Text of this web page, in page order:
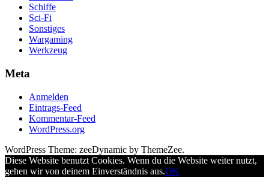
Schiffe
Sci-Fi
Sonstiges
Wargaming
Werkzeug
Meta
Anmelden
Eintrags-Feed
Kommentar-Feed
WordPress.org
WordPress Theme: zeeDynamic by ThemeZee.
Diese Website benutzt Cookies. Wenn du die Website weiter nutzt,
gehen wir von deinem Einverständnis aus.OK